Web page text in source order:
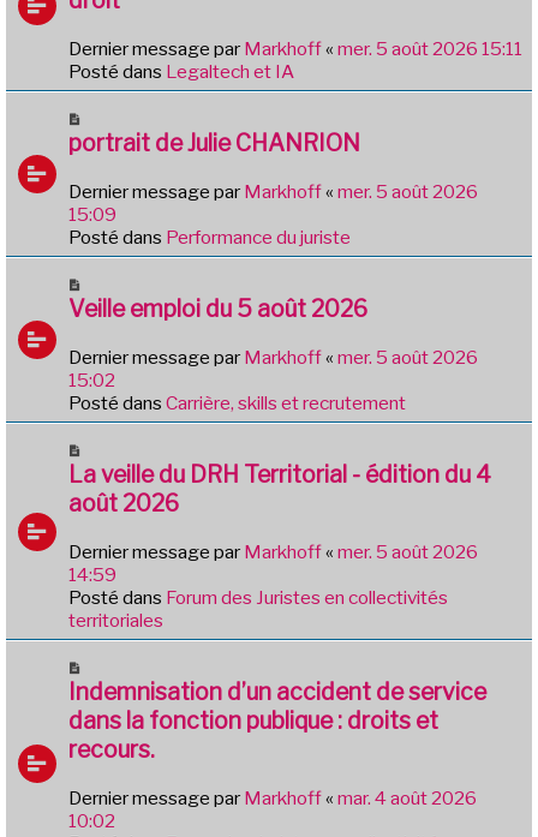
g
e
v
a
u
s
a
g
e
Dernier message par Markhoff« mer. 5 août 2026 15:11
Posté dans Legaltech et IA
o
v
e
a
u
e
s
a
g
e
portrait de Julie CHANRION
Dernier message par Markhoff« mer. 5 août 2026
15:09
Posté dans Performance du juriste
o
v
e
a
u
e
s
s
g
e
Veille emploi du 5 août 2026
Dernier message par Markhoff« mer. 5 août 2026
15:02
Posté dans Carrière, skills et recrutement
o
u
v
a
u
m
e
a
g
e
La veille du DRH Territorial - édition du 4
août 2026
Dernier message par Markhoff« mer. 5 août 2026
14:59
Posté dans Forum des Juristes en collectivités
territoriales
o
u
v
e
u
m
Indemnisation d’un accident de service
dans la fonction publique : droits et
recours.
Dernier message par Markhoff« mar. 4 août 2026
10:02